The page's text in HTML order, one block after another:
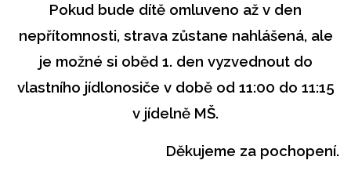
Pokud bude dítě omluveno až v den
nepřítomnosti, strava zůstane nahlášená, ale
je možné si oběd 1. den vyzvednout do
vlastního jídlonosiče v době od 11:00 do 11:15
v jídelně MŠ.
Děkujeme za pochopení.